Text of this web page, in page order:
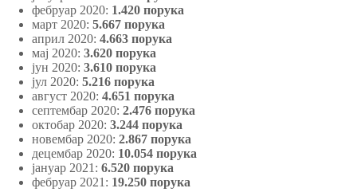
фебруар 2020: 1.420 порука
март 2020: 5.667 порука
април 2020: 4.663 порука
мај 2020: 3.620 порука
јун 2020: 3.610 порука
јул 2020: 5.216 порука
август 2020: 4.651 порука
септембар 2020: 2.476 порука
октобар 2020: 3.244 порука
новембар 2020: 2.867 порука
децембар 2020: 10.054 порука
јануар 2021: 6.520 порука
фебруар 2021: 19.250 порука